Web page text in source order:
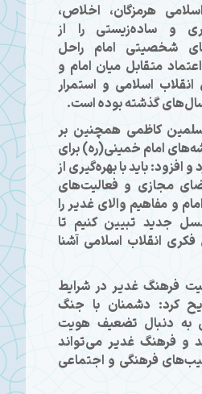
هرمزگان، اخلاص،
و ساده‌زیستی را از
شخصیتی امام راحل
متقابل میان امام و
انقلاب اسلامی و استمرار
گذشته بوده است.
کاظمی همچنین بر
امام خمینی(ره) برای
افزود: باید با بهره‌گیری از
مجازی و فعالیت‌های
و مفاهیم والای غدیر را
جدید تبیین کنیم تا
فکری انقلاب اسلامی آشنا
فرهنگ غدیر در شرایط
کرد: دشمنان با جنگ
به دنبال تضعیف هویت
و فرهنگ غدیر می‌تواند
فرهنگی و اجتماعی